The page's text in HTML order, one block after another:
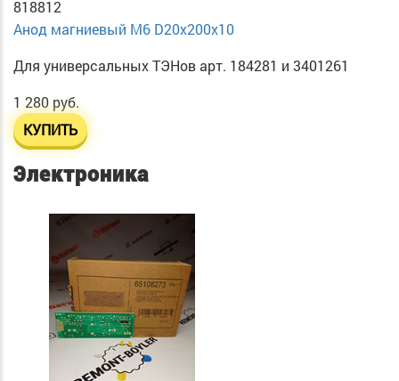
818812
Анод магниевый М6 D20х200х10
Для универсальных ТЭНов арт. 184281 и 3401261
1 280 руб.
КУПИТЬ
Электроника